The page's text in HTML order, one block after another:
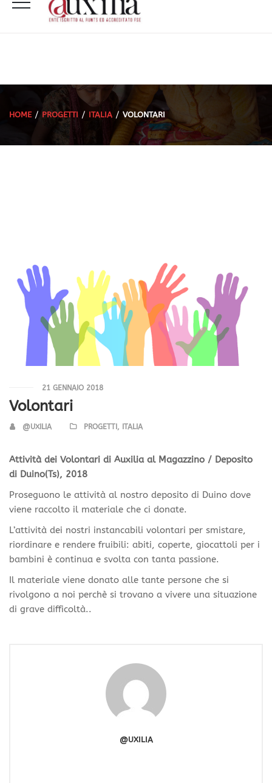
HOME PROGETTI ITALIA VOLONTARI
21 GENNAIO 2018
Volontari
@UXILIA PROGETTI, ITALIA
Attività dei Volontari di Auxilia al Magazzino / Deposito
di Duino(Ts), 2018
Proseguono le attività al nostro deposito di Duino dove
viene raccolto il materiale che ci donate.
L’attività dei nostri instancabili volontari per smistare,
riordinare e rendere fruibili: abiti, coperte, giocattoli per i
bambini è continua e svolta con tanta passione.
Il materiale viene donato alle tante persone che si
rivolgono a noi perchè si trovano a vivere una situazione
di grave difficoltà..
@UXILIA